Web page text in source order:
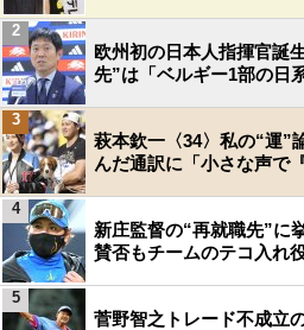
欧州初の日本人指揮官誕
先”は「ベルギー1部の日
2
萩本欽一〈34〉私の“運
んだ通訳に「小さな声で
3
新庄監督の“再就職先”に
賛否もチームのテコ入れ
4
菅野智之トレード不成立
5